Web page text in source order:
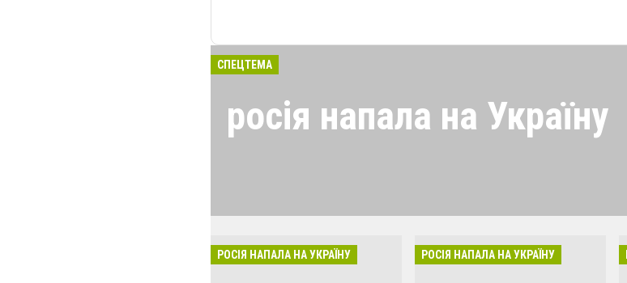
СПЕЦТЕМА
росія напала на Україну
розкрадати будинки в селах. Ми боремось
за нашу свободу!!
РОСІЯ НАПАЛА НА УКРАЇНУ РОСІЯ НАПАЛА НА УКРАЇНУ